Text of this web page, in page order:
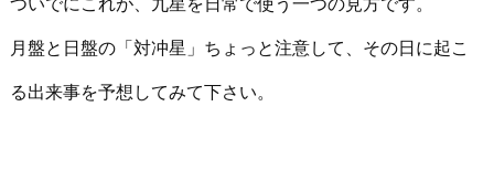
月盤と日盤の「対冲星」ちょっと注意して、その日に起こ
る出来事を予想してみて下さい。